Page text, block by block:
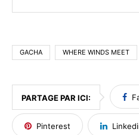
GACHA WHERE WINDS MEET
PARTAGE PAR ICI:
Pinterest